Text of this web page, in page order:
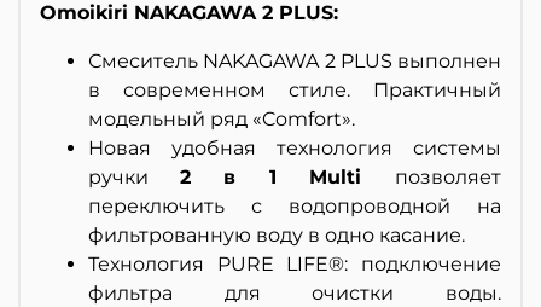
Omoikiri NAKAGAWA 2 PLUS:
Смеситель NAKAGAWA 2 PLUS выполнен
в современном стиле. Практичный
модельный ряд «Comfort».
Новая удобная технология системы
ручки
2 в 1 Multi
позволяет
переключить с водопроводной на
фильтрованную воду в одно касание.
Технология PURE LIFE®: подключение
фильтра для очистки воды.